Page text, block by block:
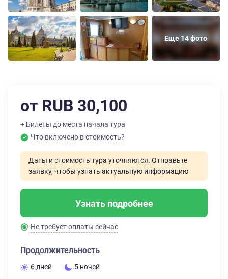
Еще 14 фото
от RUB 30,100
+ Билеты до места начала тура
Что включено в стоимость?
Даты и стоимость тура уточняются. Отправьте
заявку, чтобы узнать актуальную информацию
Узнать подробнее
Не требует оплаты сейчас
Продолжительность
6 дней 5 ночей